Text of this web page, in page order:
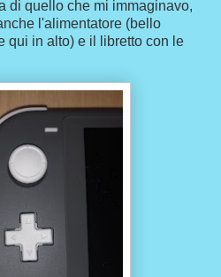
di quello che mi immaginavo,
l'alimentatore (bello
qui in alto) e il libretto con le